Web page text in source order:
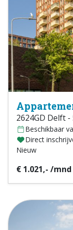
2624GD Delft -
Beschikbaar
Direct
Nieuw
€ 1.021,- /mnd